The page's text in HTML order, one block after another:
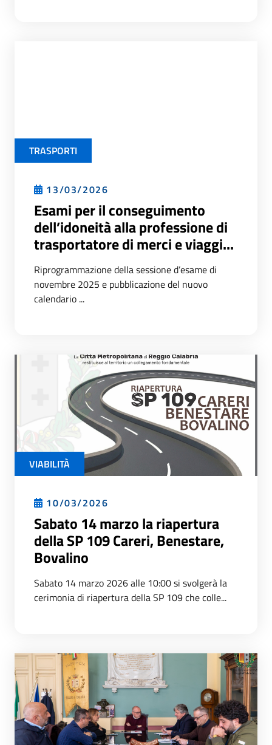
TRASPORTI
13/03/2026
Esami per il conseguimento
dell’idoneità alla professione di
trasportatore di merci e viaggi...
Riprogrammazione della sessione d’esame di
novembre 2025 e pubblicazione del nuovo
calendario ...
VIABILITÀ
10/03/2026
Sabato 14 marzo la riapertura
della SP 109 Careri, Benestare,
Bovalino
Sabato 14 marzo 2026 alle 10:00 si svolgerà la
cerimonia di riapertura della SP 109 che colle...